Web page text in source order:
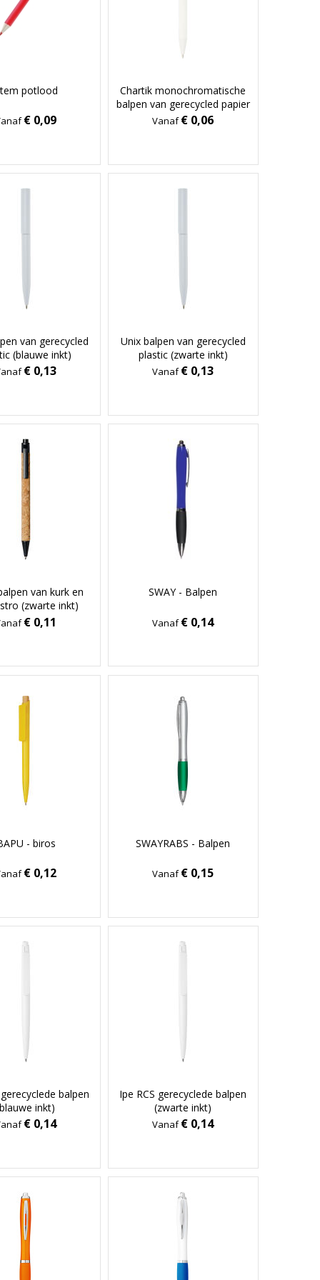
potlood
€ 0,09
Chartik monochromatische
balpen van gerecycled papier
met matte afwerking (zwarte
Vanaf€ 0,06
van gerecycled
(blauwe inkt)
€ 0,13
Unix balpen van gerecycled
plastic (zwarte inkt)
Vanaf€ 0,13
van kurk en
(zwarte inkt)
€ 0,11
SWAY - Balpen
Vanaf€ 0,14
- biros
€ 0,12
SWAYRABS - Balpen
Vanaf€ 0,15
balpen
inkt)
€ 0,14
Ipe RCS gerecyclede balpen
(zwarte inkt)
Vanaf€ 0,14